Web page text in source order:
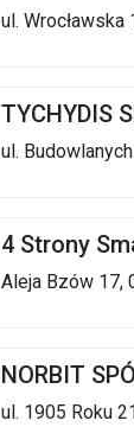
ul. Wrocławska
TYCHYDIS
ul.
4 Strony
Aleja Bzów 17,
NORBIT
ul. 1905 Roku